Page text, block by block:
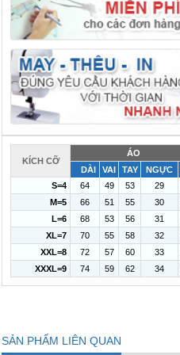
KÍCH CỠ
ÁO
DÀI
VAI TAY NGỰC
S=4
64 49 53 29
M=5
66 51 55 30
L=6
68 53 56 31
XL=7
70 55 58 32
XXL=8
72 57 60 33
XXXL=9
74 59 62 34
SẢN PHẨM LIÊN QUAN